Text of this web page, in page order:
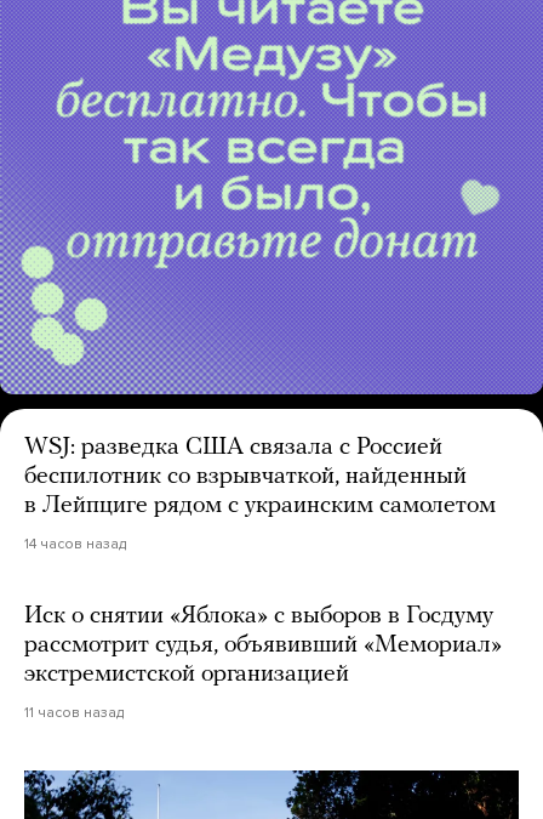
WSJ: разведка США связала с Россией
беспилотник со взрывчаткой, найденный
в Лейпциге рядом с украинским самолетом
14 часов назад
Иск о снятии «Яблока» с выборов в Госдуму
рассмотрит судья, объявивший «Мемориал»
экстремистской организацией
11 часов назад